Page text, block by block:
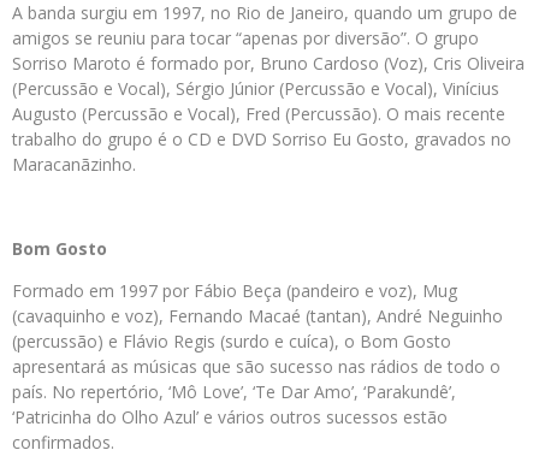
A banda surgiu em 1997, no Rio de Janeiro, quando um grupo de
amigos se reuniu para tocar “apenas por diversão”. O grupo
Sorriso Maroto é formado por, Bruno Cardoso (Voz), Cris Oliveira
(Percussão e Vocal), Sérgio Júnior (Percussão e Vocal), Vinícius
Augusto (Percussão e Vocal), Fred (Percussão). O mais recente
trabalho do grupo é o CD e DVD Sorriso Eu Gosto, gravados no
Maracanãzinho.
Bom Gosto
Formado em 1997 por Fábio Beça (pandeiro e voz), Mug
(cavaquinho e voz), Fernando Macaé (tantan), André Neguinho
(percussão) e Flávio Regis (surdo e cuíca), o Bom Gosto
apresentará as músicas que são sucesso nas rádios de todo o
país. No repertório, ‘Mô Love’, ‘Te Dar Amo’, ‘Parakundê’,
‘Patricinha do Olho Azul’ e vários outros sucessos estão
confirmados.